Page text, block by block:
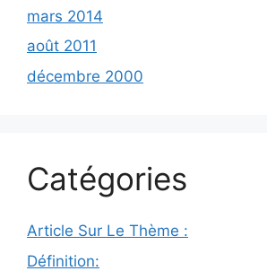
mars 2014
août 2011
décembre 2000
Catégories
Article Sur Le Thème :
Définition: